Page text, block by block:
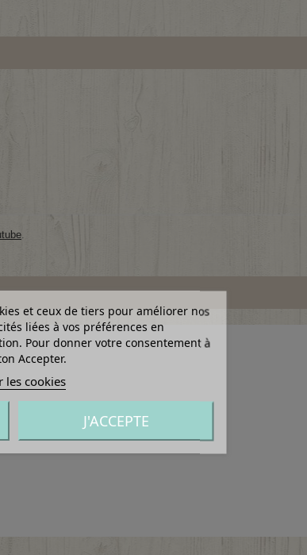
.
et ceux de tiers pour améliorer nos
liées à vos préférences en
Pour donner votre consentement à
Accepter.
les cookies
J'ACCEPTE